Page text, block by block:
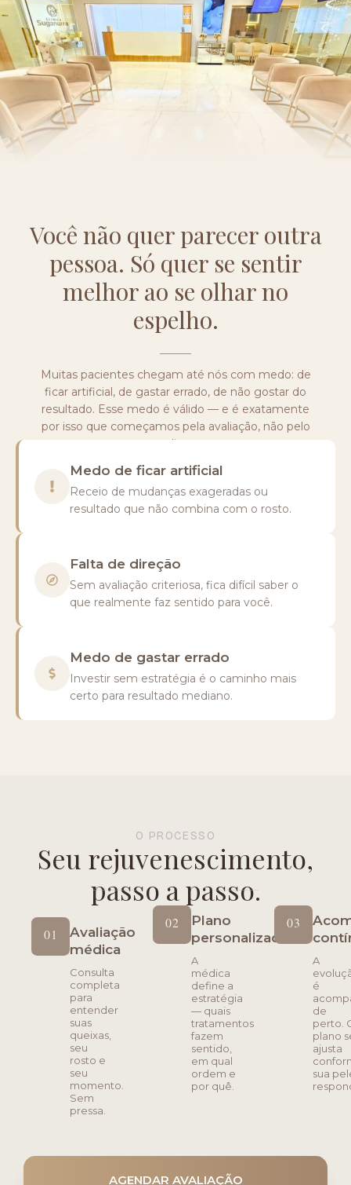
Você não quer parecer outra
pessoa. Só quer se sentir
melhor ao se olhar no
espelho.
Muitas pacientes chegam até nós com medo: de
ficar artificial, de gastar errado, de não gostar do
resultado. Esse medo é válido — e é exatamente
por isso que começamos pela avaliação, não pelo
procedimento.
Medo de ficar artificial
Receio de mudanças exageradas ou
resultado que não combina com o rosto.
Falta de direção
Sem avaliação criteriosa, fica difícil saber o
que realmente faz sentido para você.
Medo de gastar errado
Investir sem estratégia é o caminho mais
certo para resultado mediano.
O PROCESSO
Seu rejuvenescimento,
passo a passo.
01
Avaliação
médica
Consulta
completa
para
entender
suas
queixas,
seu
rosto e
seu
momento.
Sem
pressa.
02
Plano
personalizado
A
médica
define a
estratégia
— quais
tratamentos
fazem
sentido,
em qual
ordem e
por quê.
03
A
é
de
perto.
plano
ajusta
sua
AGENDAR AVALIAÇÃO